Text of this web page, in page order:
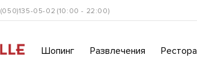
(050)135-05-02 (10:00 - 22:00)
Шопинг Развлечения